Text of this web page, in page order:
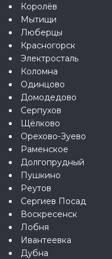
Королёв
Мытищи
Люберцы
Красногорск
Электросталь
Коломна
Одинцово
Домодедово
Серпухов
Щёлково
Орехово-Зуево
Раменское
Долгопрудный
Пушкино
Реутов
Сергиев Посад
Воскресенск
Лобня
Ивантеевка
Дубна